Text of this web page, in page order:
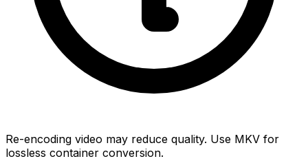
Re-encoding video may reduce quality. Use MKV for
lossless container conversion.